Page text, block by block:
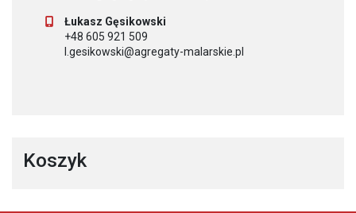
Łukasz Gęsikowski
+48 605 921 509
l.gesikowski@agregaty-malarskie.pl
Koszyk